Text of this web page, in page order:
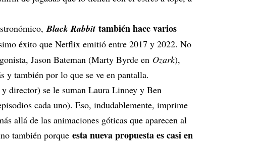
Black Rabbit también hace varios
éxito que Netflix emitió entre 2017 y 2022. No
Jason Bateman (Marty Byrde en Ozark),
y también por lo que se ve en pantalla.
director) se le suman Laura Linney y Ben
cada uno). Eso, indudablemente, imprime
allá de las animaciones góticas que aparecen al
también porqueesta nueva propuesta es casi en